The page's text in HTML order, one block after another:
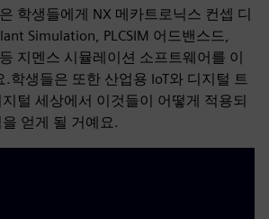
학생들에게 NX 메카트로닉스 컨셉 디
Simulation, PLCSIM 어드밴스드,
지멘스 시뮬레이션 소프트웨어를 이
.학생들은 또한 산업용 IoT와 디지털 트
털 세상에서 이것들이 어떻게 적용되
얻게 될 거예요.